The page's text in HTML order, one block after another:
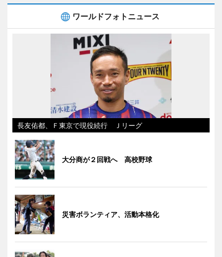
ワールドフォトニュース
長友佑都、Ｆ東京で現役続行 Ｊリーグ
大分商が２回戦へ 高校野球
災害ボランティア、活動本格化